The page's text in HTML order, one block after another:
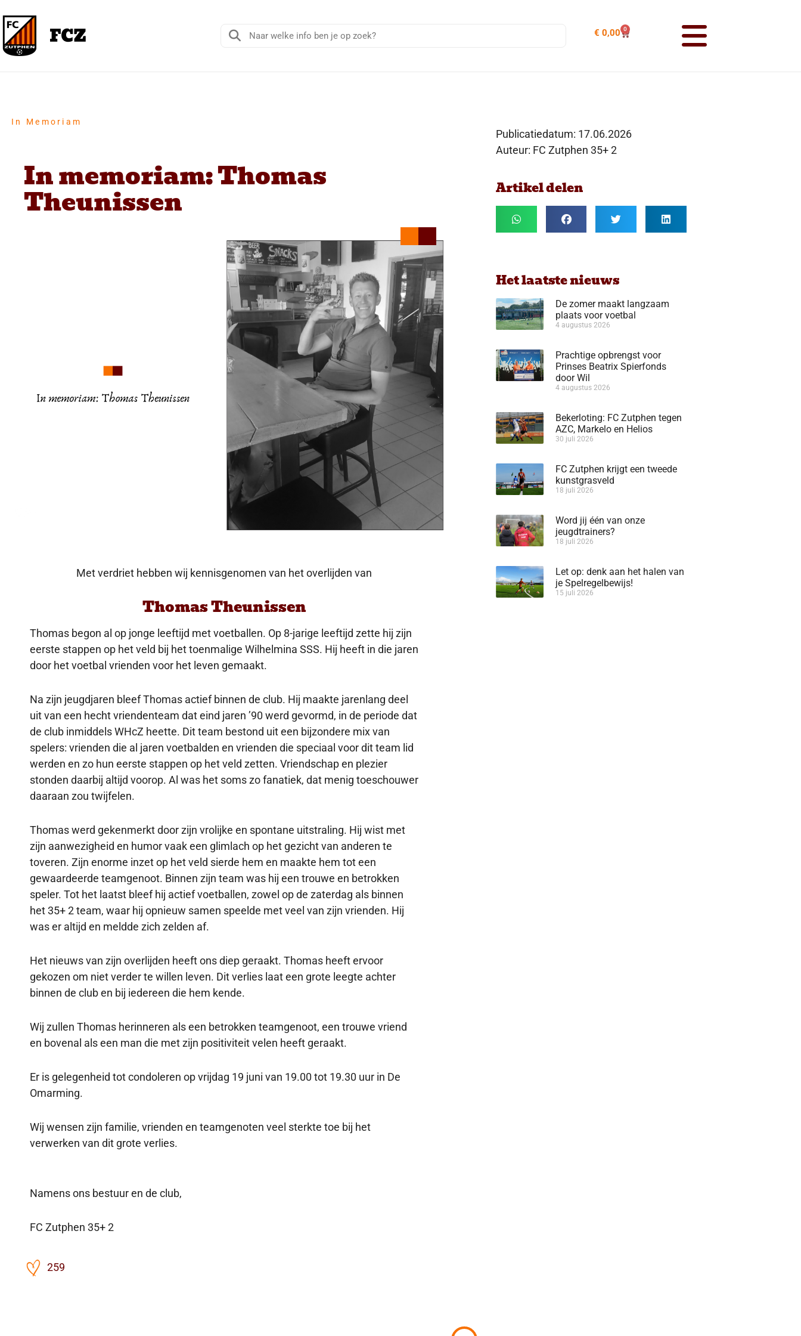
€ 0,00 0
In Memoriam
In memoriam: Thomas
Theunissen
Met verdriet hebben wij kennisgenomen van het overlijden van
Thomas Theunissen
Thomas begon al op jonge leeftijd met voetballen. Op 8-jarige leeftijd zette hij zijn
eerste stappen op het veld bij het toenmalige Wilhelmina SSS. Hij heeft in die jaren
door het voetbal vrienden voor het leven gemaakt.
Na zijn jeugdjaren bleef Thomas actief binnen de club. Hij maakte jarenlang deel
uit van een hecht vriendenteam dat eind jaren ’90 werd gevormd, in de periode dat
de club inmiddels WHcZ heette. Dit team bestond uit een bijzondere mix van
spelers: vrienden die al jaren voetbalden en vrienden die speciaal voor dit team lid
werden en zo hun eerste stappen op het veld zetten. Vriendschap en plezier
stonden daarbij altijd voorop. Al was het soms zo fanatiek, dat menig toeschouwer
daaraan zou twijfelen.
Thomas werd gekenmerkt door zijn vrolijke en spontane uitstraling. Hij wist met
zijn aanwezigheid en humor vaak een glimlach op het gezicht van anderen te
toveren. Zijn enorme inzet op het veld sierde hem en maakte hem tot een
gewaardeerde teamgenoot. Binnen zijn team was hij een trouwe en betrokken
speler. Tot het laatst bleef hij actief voetballen, zowel op de zaterdag als binnen
het 35+ 2 team, waar hij opnieuw samen speelde met veel van zijn vrienden. Hij
was er altijd en meldde zich zelden af.
Het nieuws van zijn overlijden heeft ons diep geraakt. Thomas heeft ervoor
gekozen om niet verder te willen leven. Dit verlies laat een grote leegte achter
binnen de club en bij iedereen die hem kende.
Wij zullen Thomas herinneren als een betrokken teamgenoot, een trouwe vriend
en bovenal als een man die met zijn positiviteit velen heeft geraakt.
Er is gelegenheid tot condoleren op vrijdag 19 juni van 19.00 tot 19.30 uur in De
Omarming.
Wij wensen zijn familie, vrienden en teamgenoten veel sterkte toe bij het
verwerken van dit grote verlies.
Namens ons bestuur en de club,
FC Zutphen 35+ 2
259
Publicatiedatum: 17.06.2026
Auteur: FC Zutphen 35+ 2
Artikel delen
Het laatste nieuws
De zomer maakt langzaam
plaats voor voetbal
4 augustus 2026
Prachtige opbrengst voor
Prinses Beatrix Spierfonds
door Wil
4 augustus 2026
Bekerloting: FC Zutphen tegen
AZC, Markelo en Helios
30 juli 2026
FC Zutphen krijgt een tweede
kunstgrasveld
18 juli 2026
Word jij één van onze
jeugdtrainers?
18 juli 2026
Let op: denk aan het halen van
je Spelregelbewijs!
15 juli 2026